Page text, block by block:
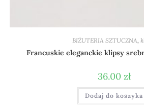
BIŻUTERIA SZTUCZNA,
Francuskie eleganckie klipsy
36.00 zł
Dodaj do koszyka